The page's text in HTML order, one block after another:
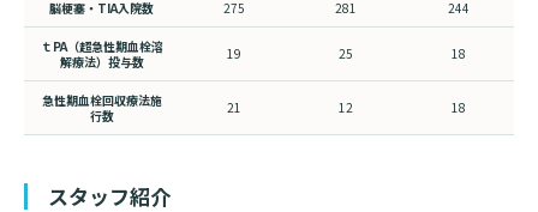
脳梗塞・TIA入院数 275 281 244
ｔPA（超急性期血栓溶
解療法）投与数
19 25 18
急性期血栓回収療法施
行数
21 12 18
スタッフ紹介